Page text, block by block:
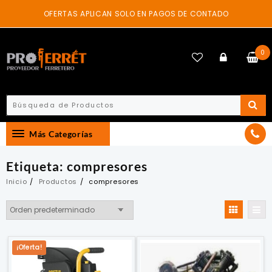
content
OFERTAS APLICAN SOLO EN PAGOS DE CONTADO
0
Más Categorías
Etiqueta: compresores
Inicio Productos compresores
¡Oferta!